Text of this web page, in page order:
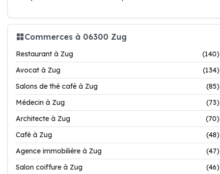
Commerces à 06300 Zug
Restaurant à Zug
(140)
Avocat à Zug
(134)
Salons de thé café à Zug
(85)
Médecin à Zug
(73)
Architecte à Zug
(70)
Café à Zug
(48)
Agence immobilière à Zug
(47)
Salon coiffure à Zug
(46)